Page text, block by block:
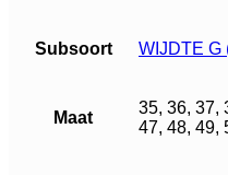
Subsoort WIJDTE G
Maat
35, 36, 37,
47, 48, 49,